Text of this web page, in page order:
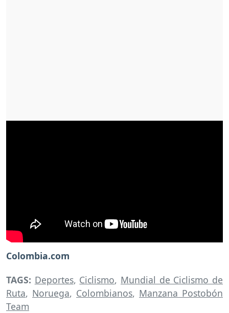
Colombia.com
TAGS: Deportes, Ciclismo, Mundial de Ciclismo de
Ruta, Noruega, Colombianos, Manzana Postobón
Team